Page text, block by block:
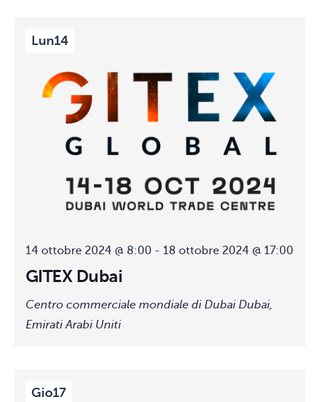
Lun14
GITEX Dubai
14 ottobre 2024 @ 8:00 - 18 ottobre 2024 @ 17:00
Centro commerciale mondiale di Dubai Dubai,
Emirati Arabi Uniti
Gio17